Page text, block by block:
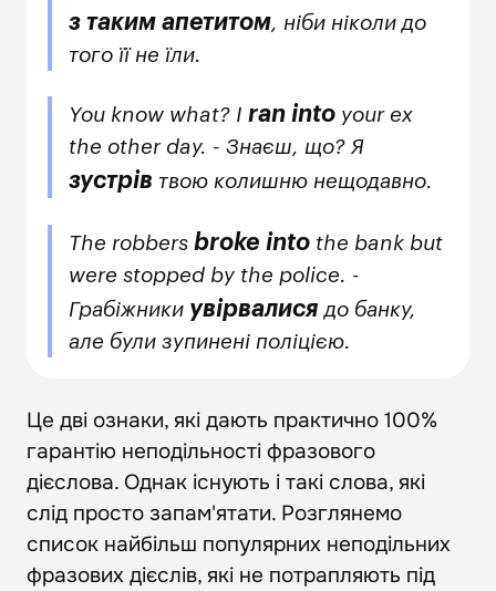
з таким апетитом, ніби ніколи до
того її не їли.
You know what? Iran into your ex
the other day. - Знаєш, що? Я
зустрів твою колишню нещодавно.
The robbersbroke into the bank but
were stopped by the police. -
Грабіжники увірвалися до банку,
але були зупинені поліцією.
Це дві ознаки, які дають практично 100%
гарантію неподільності фразового
дієслова. Однак існують і такі слова, які
слід просто запам'ятати. Розглянемо
список найбільш популярних неподільних
фразових дієслів, які не потрапляють під